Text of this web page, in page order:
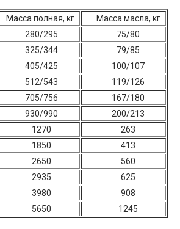
Масса полная, кг
Масса масла, кг
280/295
75/80
325/344
79/85
405/425
100/107
512/543
119/126
705/756
167/180
930/990
200/213
1270
263
1850
413
2650
560
2935
625
3980
908
5650 1245